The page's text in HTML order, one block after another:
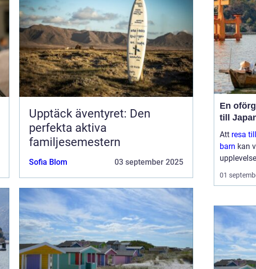
Upptäck äventyret: Den
perfekta aktiva
familjesemestern
Sofia Blom 03 september 2025
En
till
Att resa
barn kan
äventyr
Landet
kultur och
01